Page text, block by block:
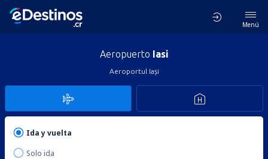
Menú
Aeropuerto Iasi
Aeroportul Iași
Ida y vuelta
Solo ida